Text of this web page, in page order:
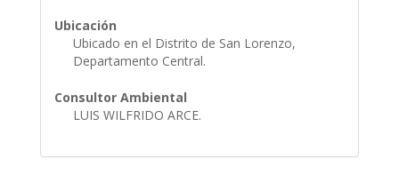
Ubicación
Ubicado en el Distrito de San Lorenzo,
Departamento Central.
Consultor Ambiental
LUIS WILFRIDO ARCE.